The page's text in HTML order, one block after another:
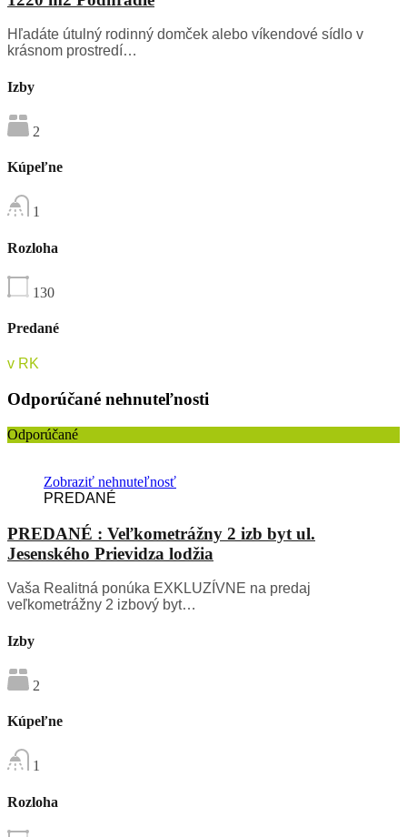
Hľadáte útulný rodinný domček alebo víkendové sídlo v
krásnom prostredí…
Izby
2
Kúpeľne
1
Rozloha
130
Predané
v RK
Odporúčané nehnuteľnosti
Odporúčané
Zobraziť nehnuteľnosť
PREDANÉ
PREDANÉ : Veľkometrážny 2 izb byt ul.
Jesenského Prievidza lodžia
Vaša Realitná ponúka EXKLUZÍVNE na predaj
veľkometrážny 2 izbový byt…
Izby
2
Kúpeľne
1
Rozloha